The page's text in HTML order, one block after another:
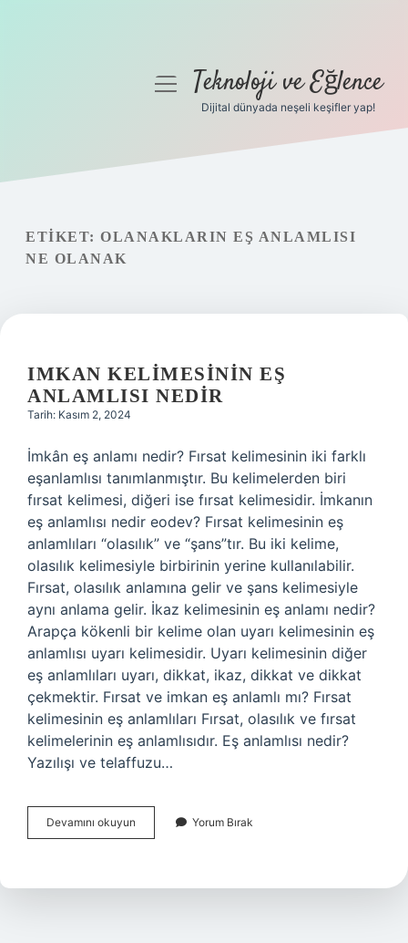
Gizlilik Politikası
Hakkımızda
menüyüTeknoloji ve Eğlence
Dijital dünyada neşeli keşifler yap!
ETIKET: OLANAKLARIN EŞ ANLAMLISI
NE OLANAK
IMKAN KELIMESININ EŞ
ANLAMLISI NEDIR
Tarih: Kasım 2, 2024
İmkân eş anlamı nedir? Fırsat kelimesinin iki farklı
eşanlamlısı tanımlanmıştır. Bu kelimelerden biri
fırsat kelimesi, diğeri ise fırsat kelimesidir. İmkanın
eş anlamlısı nedir eodev? Fırsat kelimesinin eş
anlamlıları “olasılık” ve “şans”tır. Bu iki kelime,
olasılık kelimesiyle birbirinin yerine kullanılabilir.
Fırsat, olasılık anlamına gelir ve şans kelimesiyle
aynı anlama gelir. İkaz kelimesinin eş anlamı nedir?
Arapça kökenli bir kelime olan uyarı kelimesinin eş
anlamlısı uyarı kelimesidir. Uyarı kelimesinin diğer
eş anlamlıları uyarı, dikkat, ikaz, dikkat ve dikkat
çekmektir. Fırsat ve imkan eş anlamlı mı? Fırsat
kelimesinin eş anlamlıları Fırsat, olasılık ve fırsat
kelimelerinin eş anlamlısıdır. Eş anlamlısı nedir?
Yazılışı ve telaffuzu…
Devamını okuyun
Kelimesinin
Nedir
Yorum Bırak